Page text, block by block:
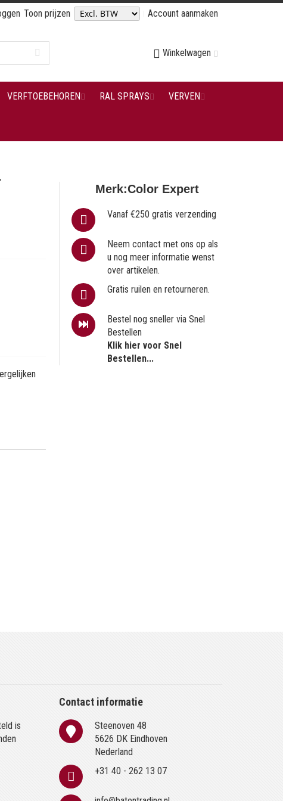
Toon prijzen Account aanmaken
Winkelwagen
VERFTOEBEHOREN RAL SPRAYS VERVEN
Merk:Color Expert
Vanaf €250 gratis verzending
Neem contact met ons op als
u nog meer informatie wenst
over artikelen.
Gratis ruilen en retourneren.
Bestel nog sneller via Snel
Bestellen
Klik hier voor Snel
Bestellen...
is
Contact informatie
Steenoven 48
5626 DK Eindhoven
Nederland
+31 40 - 262 13 07